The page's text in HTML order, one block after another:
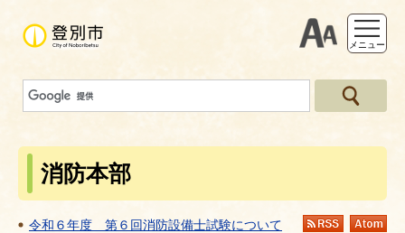
支援ツー
メニュー
消防本部
RSS
令和６年度 第６回消防設備士試験について